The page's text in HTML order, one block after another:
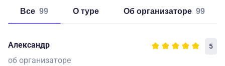
Все 99 о туре об организаторе 99
Александр 5
об организаторе